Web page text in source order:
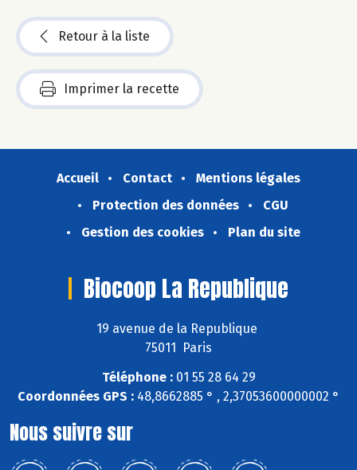
Retour à la liste
Imprimer la recette
Accueil Contact
Mentions légales
Protection des données
CGU
Gestion des cookies
Plan du site
Biocoop La Republique
19 avenue de la Republique
75011 Paris
Téléphone :01 55 28 64 29
Coordonnées GPS : 48,8662885 ° , 2,37053600000002 °
Nous suivre sur